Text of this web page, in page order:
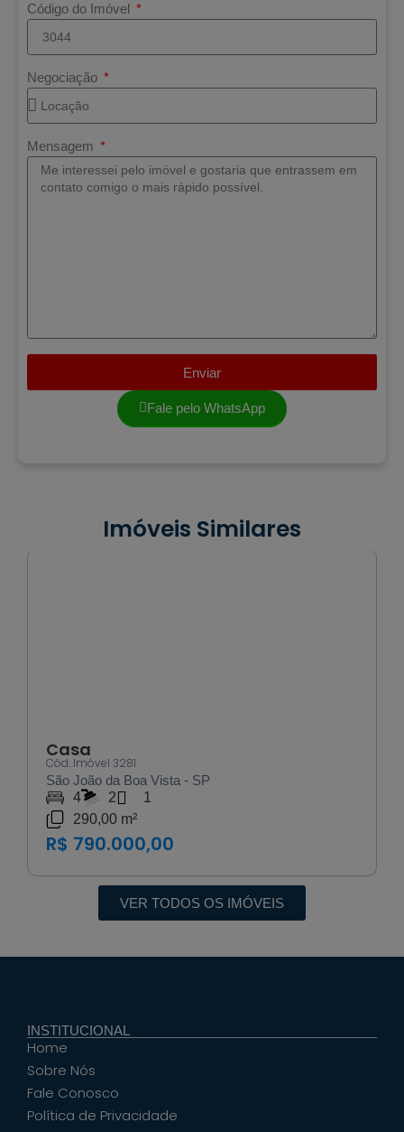
Código do Imóvel
Negociação
Mensagem
Enviar
Fale pelo WhatsApp
Imóveis Similares
Casa
Cód. Imóvel 3281
São João da Boa Vista - SP
4
2
1
290,00 m²
R$ 790.000,00
VER TODOS OS IMÓVEIS
INSTITUCIONAL
Home
Sobre Nós
Fale Conosco
Política de Privacidade